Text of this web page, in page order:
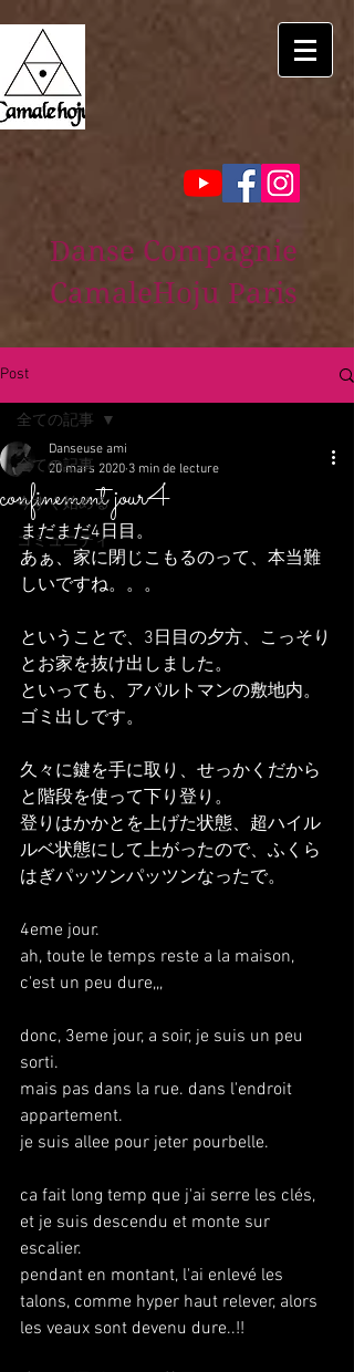
Danse Compagnie
CamaleHoju Paris
Post
全ての記事
今すぐ始める
コミュニティ
全ての記事
confinement jour4
Danseuse ami
20 mars 2020 3 min de lecture
まだまだ4日目。
あぁ、家に閉じこもるのって、本当難
しいですね。。。
ということで、3日目の夕方、こっそり
とお家を抜け出しました。
といっても、アパルトマンの敷地内。
ゴミ出しです。
久々に鍵を手に取り、せっかくだから
と階段を使って下り登り。
登りはかかとを上げた状態、超ハイル
ルベ状態にして上がったので、ふくら
はぎパッツンパッツンなったで。
4eme jour.
ah, toute le temps reste a la maison,
c'est un peu dure,,,
donc, 3eme jour, a soir, je suis un peu
sorti.
mais pas dans la rue. dans l'endroit
appartement.
je suis allee pour jeter pourbelle.
ca fait long temp que j'ai serre les clés,
et je suis descendu et monte sur
escalier.
pendant en montant, l'ai enlevé les
talons, comme hyper haut relever, alors
les veaux sont devenu dure..!!